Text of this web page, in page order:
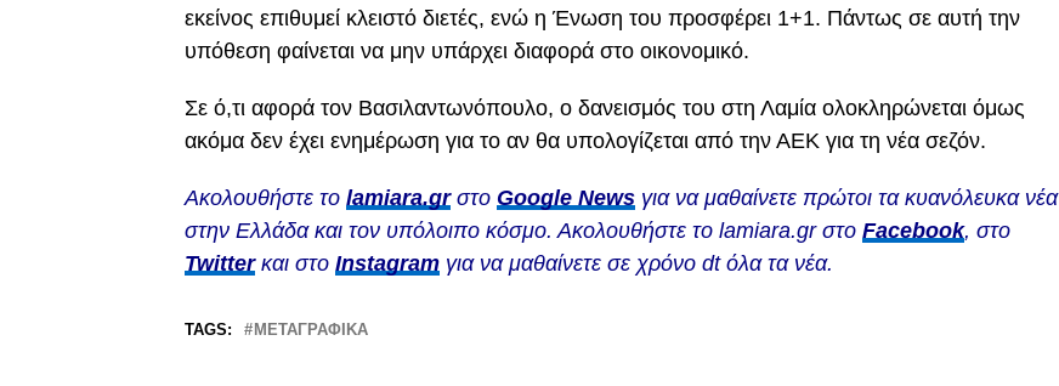
εκείνος επιθυμεί κλειστό διετές, ενώ η Ένωση του προσφέρει 1+1. Πάντως σε αυτή την
υπόθεση φαίνεται να μην υπάρχει διαφορά στο οικονομικό.
Σε ό,τι αφορά τον Βασιλαντωνόπουλο, ο δανεισμός του στη Λαμία ολοκληρώνεται όμως
ακόμα δεν έχει ενημέρωση για το αν θα υπολογίζεται από την ΑΕΚ για τη νέα σεζόν.
Ακολουθήστε το lamiara.grστο Google News για να μαθαίνετε πρώτοι τα κυανόλευκα νέα
στην Ελλάδα και τον υπόλοιπο κόσμο. Ακολουθήστε το lamiara.gr στο Facebook, στο
Twitterκαι στο Instagram για να μαθαίνετε σε χρόνο dt όλα τα νέα.
TAGS: ΜΕΤΑΓΡΑΦΙΚΆ